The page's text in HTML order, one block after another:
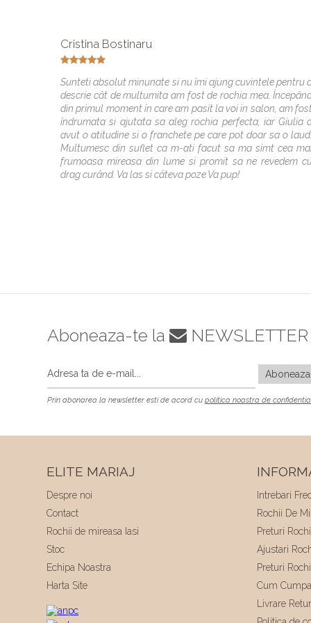
Cristina Bostinaru
Sunteti absolut minunate si nu îmi ajung cuvintele pentru
descrie cât de multumita am fost de rochia mea.
din primul moment in care am pasit la voi in salon, am
îndrumata si ajutata sa aleg rochia perfecta, iar Giulia
avut o atitudine si o franchete pe care pot doar sa o laud.
Multumesc din suflet ca m-ati facut sa ma simt cea
frumoasa mireasa din lume si promit sa ne revedem
drag curând. Va las si câteva poze Va pup!
Aboneaza-te la NEWSLETTER
Prin abonarea la newsletter esti de acord cu politica noastra de
ELITE MARIAJ
Despre noi
Contact
Rochii de mireasa Iasi
Stoc
Echipa Noastra
Harta Site
Intrebari
Rochii De
Preturi
Ajustari
Preturi
Cum
Livrare